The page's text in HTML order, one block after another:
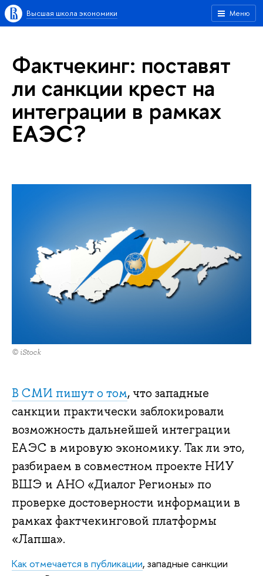
Меню
Высшая школа экономики
Фактчекинг: поставят
ли санкции крест на
интеграции в рамках
ЕАЭС?
© iStock
В СМИ пишут о том, что западные
санкции практически заблокировали
возможность дальнейшей интеграции
ЕАЭС в мировую экономику. Так ли это,
разбираем в совместном проекте НИУ
ВШЭ и АНО «Диалог Регионы» по
проверке достоверности информации в
рамках фактчекинговой платформы
«Лапша».
Как отмечается в публикации, западные санкции